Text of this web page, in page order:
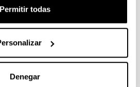
Permitir todas
Denegar
intermedias Use TAB para desplazarse.
Página
37 Página
38 Página
39